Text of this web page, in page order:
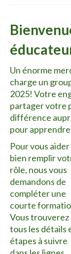
BOUTIQUE
CALENDRIER
Un énorme
charge un
2025! Votre
partager votre
différence
pour apprendre
Pour vous aider
bien remplir
rôle, nous vous
demandons de
compléter une
courte
Vous trouverez
tous les détails
étapes à suivre